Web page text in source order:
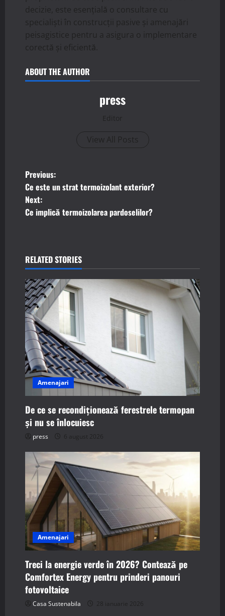
decizie, este esențială o consultare cu
specialiști în construcții pasive și amenajări
peisagistice pentru a asigura o implementare
corectă și eficientă.
ABOUT THE AUTHOR
press
Editor
View All Posts
P
o
s
n
a
v
i
g
a
t
i
o
n
Previous:
Ce este un strat termoizolant exterior?
Next:
Ce implică termoizolarea pardoselilor?
RELATED STORIES
Amenajari
De ce se recondiționează ferestrele termopan
și nu se înlocuiesc
press 6 august 2026
Amenajari
Treci la energie verde în 2026? Contează pe
Comfortex Energy pentru prinderi panouri
fotovoltaice
Casa Sustenabila 28 ianuarie 2026